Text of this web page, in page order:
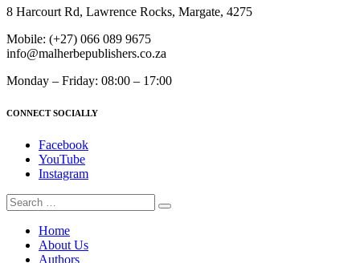
8 Harcourt Rd, Lawrence Rocks, Margate, 4275
Mobile: (+27) 066 089 9675
info@malherbepublishers.co.za
Monday – Friday: 08:00 – 17:00
CONNECT SOCIALLY
Facebook
YouTube
Instagram
Home
About Us
Authors